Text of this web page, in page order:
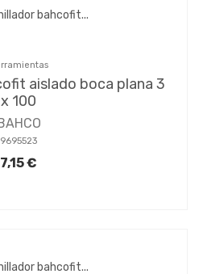
aislado boca plana 3
x 100
9695523
7,15 €